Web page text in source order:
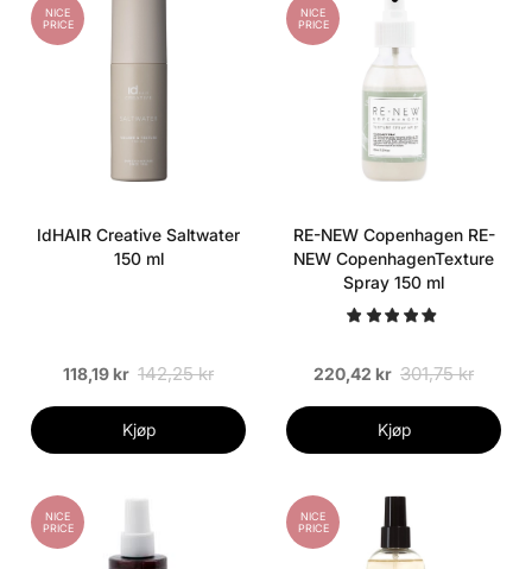
NICE
PRICE
IdHAIR Creative Saltwater
150 ml
118,19 kr 142,25 kr
Kjøp
NICE
PRICE
RE-NEW Copenhagen RE-
NEW CopenhagenTexture
Spray 150 ml
220,42 kr 301,75 kr
Kjøp
NICE
PRICE
NICE
PRICE